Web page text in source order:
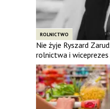
ROLNICTWO
Nie żyje Ryszard
rolnictwa i wiceprezes